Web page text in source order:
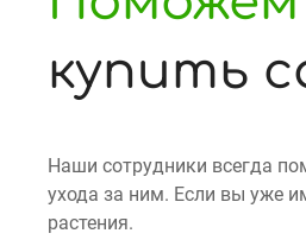
купить
Наши сотрудники всегда
ухода за ним. Если вы уже
растения.